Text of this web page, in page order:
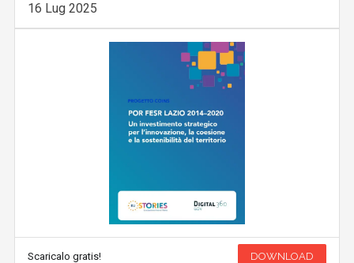
16 Lug 2025
Scaricalo gratis! DOWNLOAD